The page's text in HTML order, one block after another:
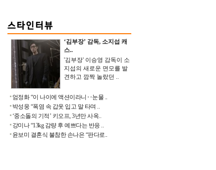
‘김부장’ 감독, 소지섭 캐
스..
'김부장' 이승영 감독이 소
지섭의 새로운 면모를 발
견하고 깜짝 놀랐던 ..
엄정화 “이 나이에 액션이라니‥눈물 ..
박성웅 “폭염 속 갑옷 입고 말 타며 ..
‘중소돌의 기적’ 키오프, 3년만 사옥..
강미나 “13kg 감량 후 예쁘다는 반응 ..
윤보미 결혼식 불참한 손나은 “판다로..